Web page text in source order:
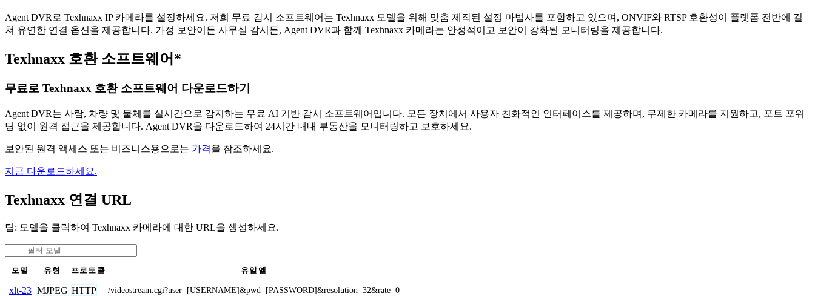
Agent DVR로 Texhnaxx IP 카메라를 설정하세요. 저희 무료 감시 소프트웨어는 Texhnaxx 모델을 위해 맞춤 제작된 설정 마법사를 포함하고 있으며, ONVIF와 RTSP 호환성이 플랫폼 전반에 걸
쳐 유연한 연결 옵션을 제공합니다. 가정 보안이든 사무실 감시든, Agent DVR과 함께 Texhnaxx 카메라는 안정적이고 보안이 강화된 모니터링을 제공합니다.
Texhnaxx 호환 소프트웨어*
무료로 Texhnaxx 호환 소프트웨어 다운로드하기
Agent DVR는 사람, 차량 및 물체를 실시간으로 감지하는 무료 AI 기반 감시 소프트웨어입니다. 모든 장치에서 사용자 친화적인 인터페이스를 제공하며, 무제한 카메라를 지원하고, 포트 포워
딩 없이 원격 접근을 제공합니다. Agent DVR을 다운로드하여 24시간 내내 부동산을 모니터링하고 보호하세요.
보안된 원격 액세스 또는 비즈니스용으로는 가격을 참조하세요.
지금 다운로드하세요.
Texhnaxx 연결 URL
팁: 모델을 클릭하여 Texhnaxx 카메라에 대한 URL을 생성하세요.
모델 유형 프로토콜 유알엘
xlt-23 MJPEG HTTP /videostream.cgi?user=[USERNAME]&pwd=[PASSWORD]&resolution=32&rate=0